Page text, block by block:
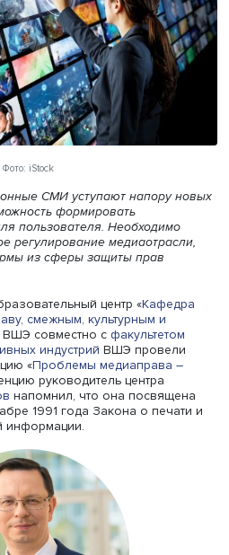
Фото: iStock
СМИ уступают напору
формировать
для пользователя.
регулирование
нормы из сферы защиты прав
центр «
смежным, культурным и
индустрий
« Проблемы медиаправа
руководитель центра
напомнил, что она
1991 года Закона о
информации.